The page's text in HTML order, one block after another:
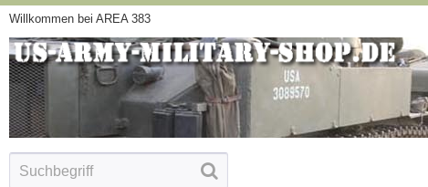
Willkommen bei AREA 383